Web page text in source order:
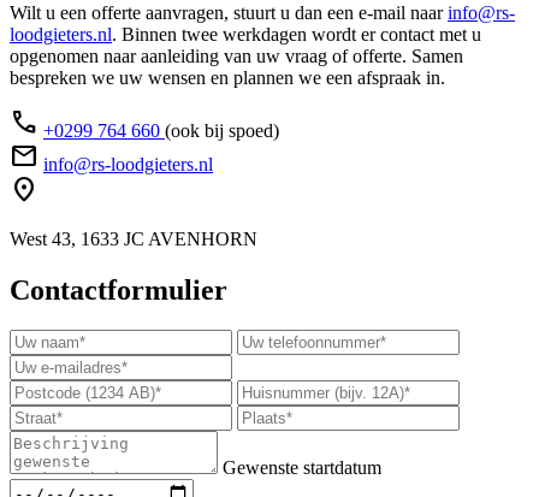
Wilt u een offerte aanvragen, stuurt u dan een e-mail naarinfo@rs-
loodgieters.nl. Binnen twee werkdagen wordt er contact met u
opgenomen naar aanleiding van uw vraag of offerte. Samen
bespreken we uw wensen en plannen we een afspraak in.
phone +0299 764 660 (ook bij spoed)
email info@rs-loodgieters.nl
location_on
West 43, 1633 JC AVENHORN
Contactformulier
Gewenste startdatum